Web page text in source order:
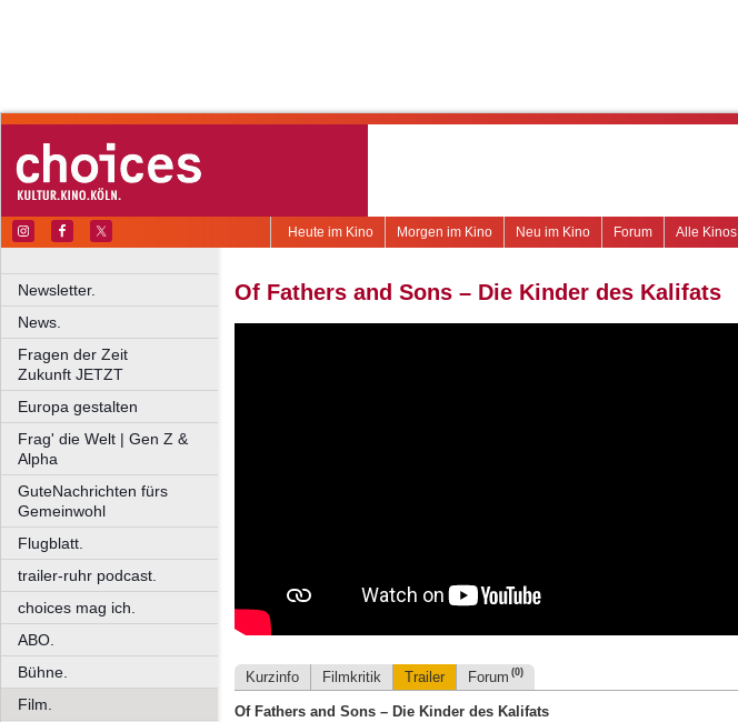
Alle Kinos
Forum
Neu im Kino
Morgen im Kino
Heute im Kino
Newsletter.
News.
Fragen der Zeit
Zukunft JETZT
Europa gestalten
Frag' die Welt | Gen Z &
Alpha
GuteNachrichten fürs
Gemeinwohl
Flugblatt.
trailer-ruhr podcast.
choices mag ich.
ABO.
Bühne.
Film.
Of Fathers and Sons – Die Kinder des Kalifats
Kurzinfo Filmkritik Trailer Forum (0)
Of Fathers and Sons – Die Kinder des Kalifats